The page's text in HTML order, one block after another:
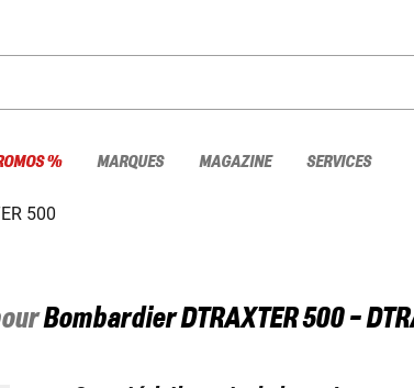
% MARQUES MAGAZINE SERVICES
500
BombardierDTRAXTER 500 -